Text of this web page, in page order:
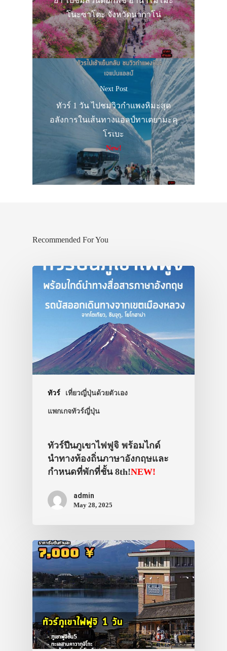
โนะซาโตะ จังหวัดนากาโน่
Next Post
ทัวร์ 1 วัน ไปชมวิวกำแพงหิมะสุด
อลังการในเส้นทางแอลป์ทาเตยามะคุ
โรเบะ
New!
Recommended For You
ทัวร์ เที่ยวญี่ปุ่นด้วยตัวเอง
แพกเกจทัวร์ญี่ปุ่น
ทัวร์ปีนภูเขาไฟฟูจิ พร้อมไกด์
นำทางท้องถิ่นภาษาอังกฤษและ
กำหนดที่พักที่ชั้น 8th!NEW!
admin
May 28, 2025